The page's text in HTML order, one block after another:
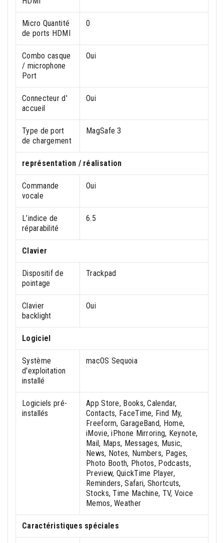
Micro Quantité
de ports HDMI
0
Combo casque
/ microphone
Port
Oui
Connecteur d'
accueil
Oui
Type de port
de chargement
MagSafe 3
représentation / réalisation
Commande
vocale
Oui
L’indice de
réparabilité
6.5
Clavier
Dispositif de
pointage
Trackpad
Clavier
backlight
Oui
Logiciel
Système
d'exploitation
installé
macOS Sequoia
Logiciels pré-
installés
App Store, Books, Calendar,
Contacts, FaceTime, Find My,
Freeform, GarageBand, Home,
iMovie, iPhone Mirroring, Keynote,
Mail, Maps, Messages, Music,
News, Notes, Numbers, Pages,
Photo Booth, Photos, Podcasts,
Preview, QuickTime Player,
Reminders, Safari, Shortcuts,
Stocks, Time Machine, TV, Voice
Memos, Weather
Caractéristiques spéciales